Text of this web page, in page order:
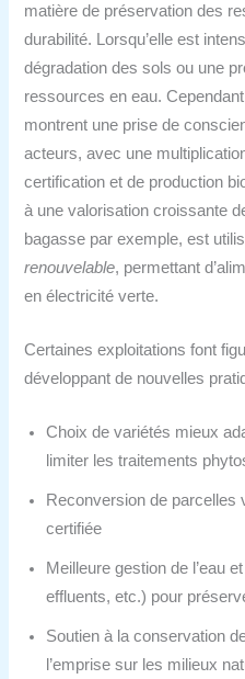
matière de préservation des
durabilité. Lorsqu’elle est
dégradation des sols ou une
ressources en eau.
montrent une prise de
acteurs, avec une
certification et de production
à une valorisation croissante
bagasse par exemple, est
renouvelable, permettant
en électricité verte.
Certaines exploitations font
développant de nouvelles
Choix de variétés mieux
limiter les traitements
Reconversion de parcelles
certifiée
Meilleure gestion de l’eau
effluents, etc.) pour
Soutien à la conservation
l’emprise sur les milieux